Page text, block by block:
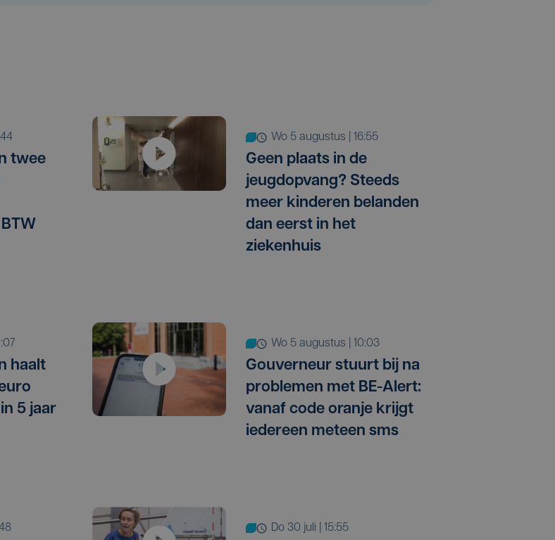
twee
wo 5 augustus | 16:55
Geen plaats in de
jeugdopvang? Steeds
meer kinderen belanden
dan eerst in het
ziekenhuis
haalt
5 jaar
wo 5 augustus | 10:03
Gouverneur stuurt bij na
problemen met BE-Alert:
vanaf code oranje krijgt
iedereen meteen sms
do 30 juli | 15:55